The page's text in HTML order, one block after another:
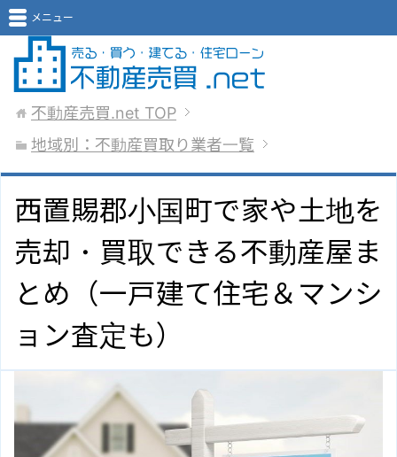
メニュー
不動産売買.net TOP
地域別：不動産買取り業者一覧
西置賜郡小国町で家や土地を
売却・買取できる不動産屋ま
とめ（一戸建て住宅＆マンシ
ョン査定も）